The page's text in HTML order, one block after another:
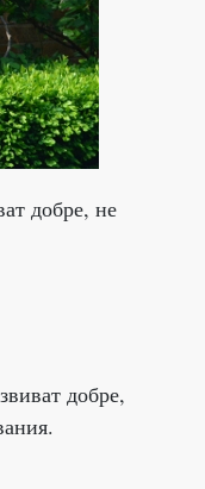
добре, не
добре,